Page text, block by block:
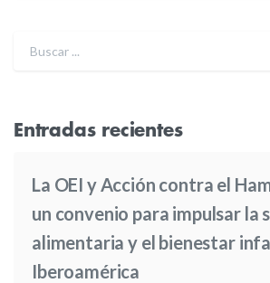
Entradas recientes
La OEI y Acción contra el
un convenio para impulsar la
alimentaria y el bienestar
Iberoamérica